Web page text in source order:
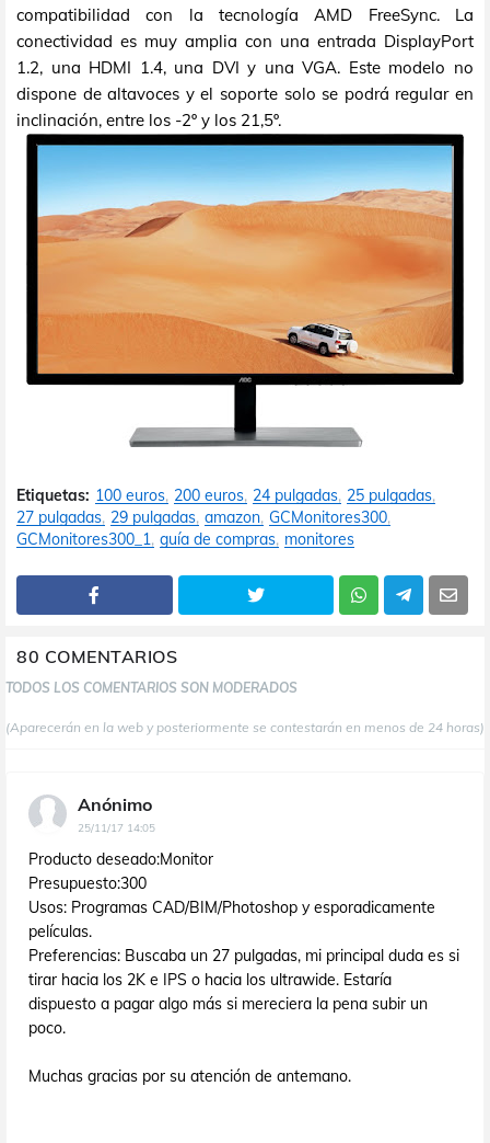
compatibilidad con la tecnología AMD FreeSync. La
conectividad es muy amplia con una entrada DisplayPort
1.2, una HDMI 1.4, una DVI y una VGA. Este modelo no
dispone de altavoces y el soporte solo se podrá regular en
inclinación, entre los -2º y los 21,5º.
Etiquetas: 100 euros 200 euros 24 pulgadas 25 pulgadas
27 pulgadas 29 pulgadas amazon GCMonitores300
GCMonitores300_1 guía de compras monitores
80 COMENTARIOS
TODOS LOS COMENTARIOS SON MODERADOS
(Aparecerán en la web y posteriormente se contestarán en menos de 24 horas)
Anónimo
25/11/17 14:05
Producto deseado:Monitor
Presupuesto:300
Usos: Programas CAD/BIM/Photoshop y esporadicamente
películas.
Preferencias: Buscaba un 27 pulgadas, mi principal duda es si
tirar hacia los 2K e IPS o hacia los ultrawide. Estaría
dispuesto a pagar algo más si mereciera la pena subir un
poco.
Muchas gracias por su atención de antemano.